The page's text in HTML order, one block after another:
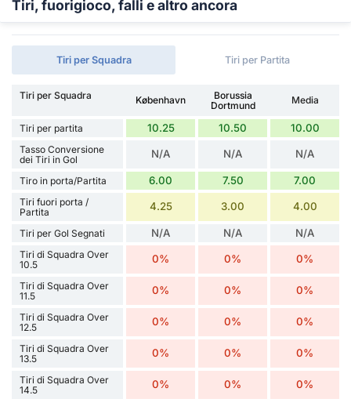
Tiri, fuorigioco, falli e altro ancora
Tiri per Squadra Tiri per Partita
Tiri per Squadra København
Borussia
Dortmund
Media
Tiri per partita 10.25 10.50 10.00
Tasso Conversione
dei Tiri in Gol
N/A N/A N/A
Tiro in porta/Partita 6.00 7.50 7.00
Tiri fuori porta /
Partita
4.25 3.00 4.00
Tiri per Gol Segnati N/A N/A N/A
Tiri di Squadra Over
10.5
0% 0% 0%
Tiri di Squadra Over
11.5
0% 0% 0%
Tiri di Squadra Over
12.5
0% 0% 0%
Tiri di Squadra Over
13.5
0% 0% 0%
Tiri di Squadra Over
14.5
0% 0% 0%